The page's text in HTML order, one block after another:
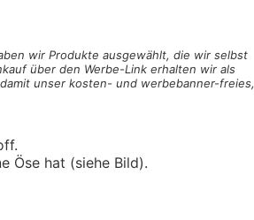
wir Produkte ausgewählt, die wir selbst
über den Werbe-Link erhalten wir als
unser kosten- und werbebanner-freies,
Öse hat (siehe Bild).